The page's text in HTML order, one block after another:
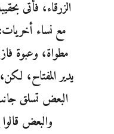
الزرقاء، فأتى
مع نساء
مطواة، وعبوة
يدير المفتاح،
البعض تسلق
والبعض